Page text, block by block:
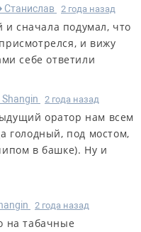
Станислав 2 года назад
сначала подумал, что
и вижу
себе ответили
Shangin 2 года назад
оратор нам всем
голодный, под мостом,
в башке). Ну и
2 года назад
на табачные